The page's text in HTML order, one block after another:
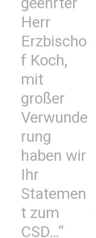
Herr
Erzbischo
f Koch,
mit
großer
Verwunde
rung
haben wir
Ihr
Statemen
t zum
CSD…“